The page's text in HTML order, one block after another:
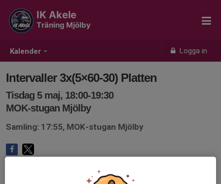
Kalender Logga in
IK Akele
Träning Mjölby
Intervaller 3x(5×60-30) Platten
Tisdag 5 maj, 18:00-19:30
MOK-stugan Mjölby
Samling: 17:55, MOK-stugan Mjölby